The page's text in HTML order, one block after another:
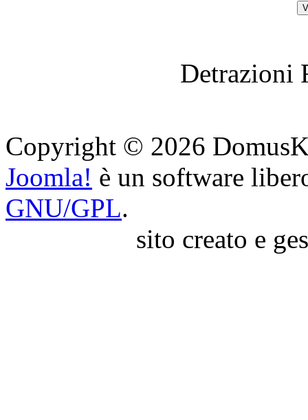
Detrazioni
Copyright © 2026
Joomla! è un software
GNU/GPL.
sito creato e